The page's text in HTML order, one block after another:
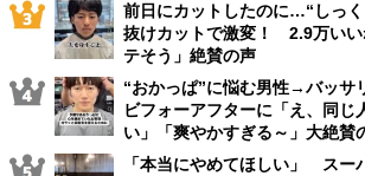
前日にカットしたのに…“しっ
抜けカットで激変！ 2.9万いい
テそう」絶賛の声
“おかっぱ”に悩む男性→バッサ
ビフォーアフターに「え、同じ
い」「爽やかすぎる～」大絶賛
「本当にやめてほしい」 スー